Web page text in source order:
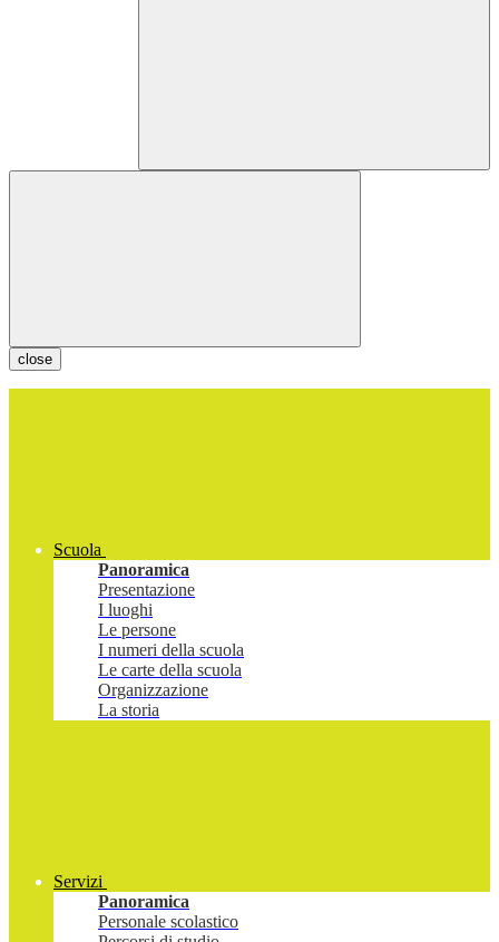
close
Scuola
Panoramica
Presentazione
I luoghi
Le persone
I numeri della scuola
Le carte della scuola
Organizzazione
La storia
Servizi
Panoramica
Personale scolastico